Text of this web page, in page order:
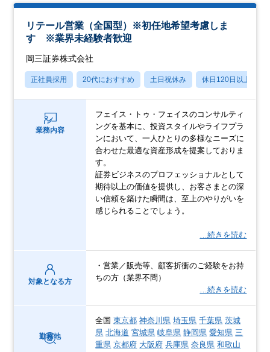
リテール営業（全国型）※初任地希望考慮しま
す ※業界未経験者歓迎
岡三証券株式会社
正社員採用 20代におすすめ 土日祝休み 休日120日以上
業務内容
フェイス・トゥ・フェイスのコンサルティ
ングを基本に、投資スタイルやライフプラ
ンにおいて、一人ひとりの多様なニーズに
合わせた最適な資産形成を提案しておりま
す。
証券ビジネスのプロフェッショナルとして
期待以上の価値を提供し、お客さまとの深
い信頼を築けた瞬間は、至上のやりがいを
感じられることでしょう。
…続きを読む
対象となる方
・営業／販売等、顧客折衝のご経験をお持
ちの方（業界不問）
…続きを読む
勤務地
全国東京都 神奈川県 埼玉県 千葉県 茨城
県 北海道 宮城県 岐阜県 静岡県 愛知県 三
重県 京都府 大阪府 兵庫県 奈良県 和歌山